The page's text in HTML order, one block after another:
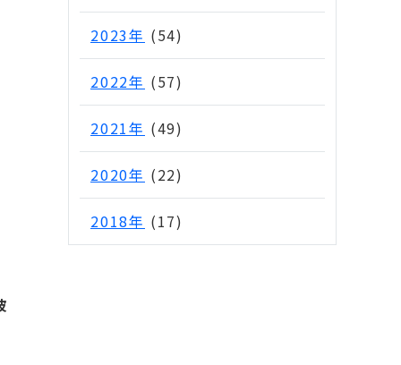
2023年 (54)
2022年 (57)
2021年 (49)
2020年 (22)
2018年 (17)